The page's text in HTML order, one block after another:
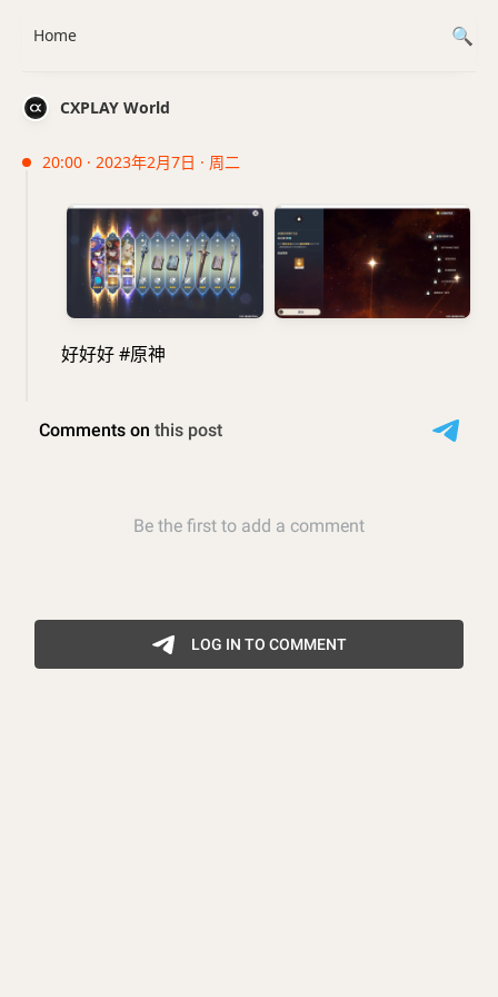
CXPLAY World
20:00 · 2023年2月7日 · 周二
好好好 #原神
Home